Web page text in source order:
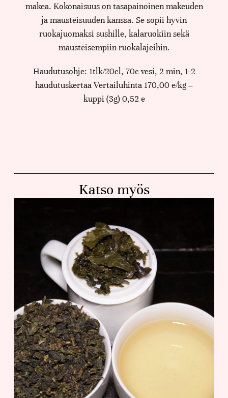
makea. Kokonaisuus on tasapainoinen makeuden
ja mausteisuuden kanssa. Se sopii hyvin
ruokajuomaksi sushille, kalaruokiin sekä
mausteisempiin ruokalajeihin.
Haudutusohje: 1tlk/20cl, 70c vesi, 2 min, 1-2
haudutuskertaa Vertailuhinta 170,00 e/kg –
kuppi (3g) 0,52 e
Katso myös